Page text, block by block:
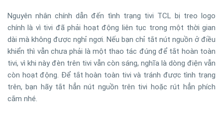
Nguyên nhân chính dẫn đến tình trạng tivi TCL bị treo logo
chính là vì tivi đã phải hoạt động liên tục trong một thời gian
dài mà không được nghỉ ngơi. Nếu bạn chỉ tắt nút nguồn ở điều
khiển thì vẫn chưa phải là một thao tác đúng để tắt hoàn toàn
tivi, vì khi này đèn trên tivi vẫn còn sáng, nghĩa là dòng điện vẫn
còn hoạt động. Để tắt hoàn toàn tivi và tránh được tình trạng
trên, bạn hãy tắt hẳn nút nguồn trên tivi hoặc rút hẳn phích
cắm nhé.